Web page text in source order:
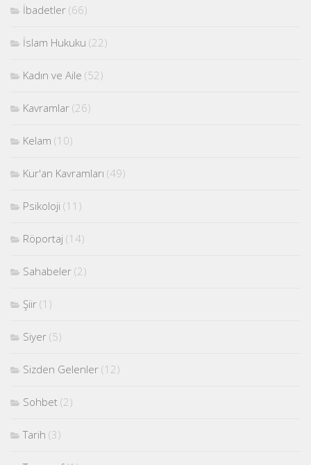
İbadetler (66)
İslam Hukuku (22)
Kadın ve Aile (52)
Kavramlar (26)
Kelam (10)
Kur'an Kavramları (49)
Psikoloji (11)
Röportaj (14)
Sahabeler (2)
Şiir (1)
Siyer (5)
Sizden Gelenler (12)
Sohbet (2)
Tarih (3)